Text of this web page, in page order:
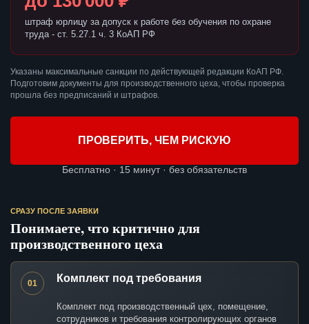
штраф юрлицу за допуск к работе без обучения по охране
труда - ст. 5.27.1 ч. 3 КоАП РФ
Указаны максимальные санкции по действующей редакции КоАП РФ.
Подготовим документы для производственного цеха, чтобы проверка
прошла без предписаний и штрафов.
ПРОВЕРИТЬ, ЧЕМ РИСКУЮ
Бесплатно · 15 минут · без обязательств
СРАЗУ ПОСЛЕ ЗАЯВКИ
Понимаете, что критично для
производственного цеха
01 Комплект под требования
Комплект под производственный цех, помещение,
сотрудников и требования контролирующих органов